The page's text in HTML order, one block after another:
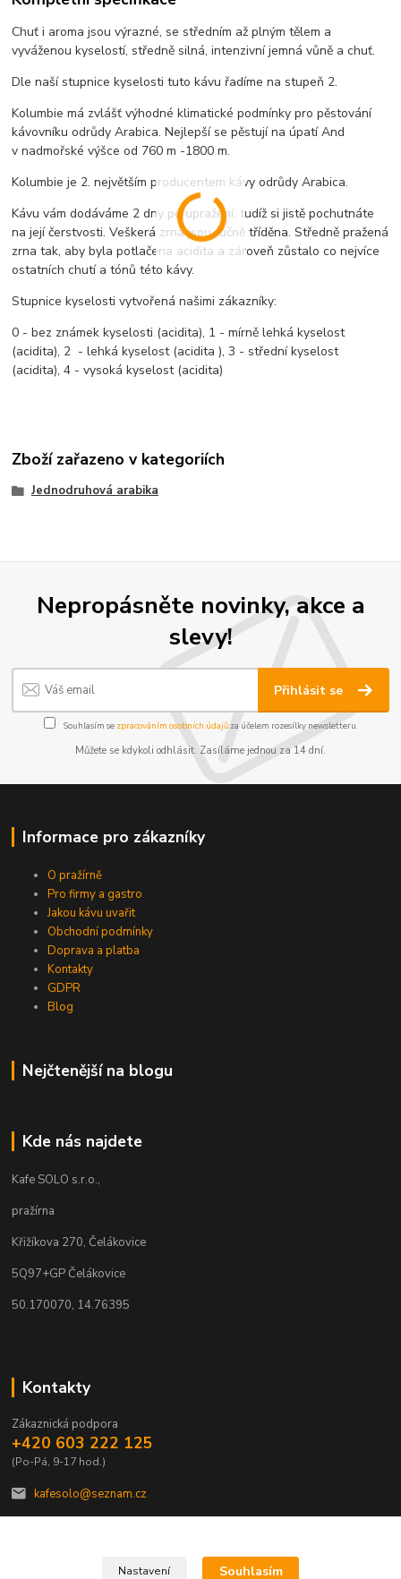
Chuť i aroma jsou výrazné, se středním až plným tělem a
vyváženou kyselostí, středně silná, intenzivní jemná vůně a chuť.
Dle naší stupnice kyselosti tuto kávu řadíme na stupeň 2.
Kolumbie má zvlášť výhodné klimatické podmínky pro pěstování
kávovníku odrůdy Arabica. Nejlepší se pěstují na úpatí And
v nadmořské výšce od 760 m -1800 m.
Kolumbie je 2. největším producentem kávy odrůdy Arabica.
Kávu vám dodáváme 2 dny po upražení, tudíž si jistě pochutnáte
na její čerstvosti. Veškerá zrna jsou ručně tříděna. Středně pražená
zrna tak, aby byla potlačena acidita a zároveň zůstalo co nejvíce
ostatních chutí a tónů této kávy.
Stupnice kyselosti vytvořená našimi zákazníky:
0 - bez známek kyselosti (acidita), 1 - mírně lehká kyselost
(acidita), 2 - lehká kyselost (acidita ), 3 - střední kyselost
(acidita), 4 - vysoká kyselost (acidita)
Zboží zařazeno v kategoriích
Jednodruhová arabika
Nepropásněte novinky, akce a
slevy!
Přihlásit se
Souhlasím se zpracováním osobních údajůza účelem rozesílky newsletteru.
Můžete se kdykoli odhlásit. Zasíláme jednou za 14 dní.
Informace pro zákazníky
O pražírně
Pro firmy a gastro
Jakou kávu uvařit
Obchodní podmínky
Doprava a platba
Kontakty
GDPR
Blog
Nejčtenější na blogu
Kde nás najdete
Kafe SOLO s.r.o.,
pražírna
Křižíkova 270, Čelákovice
5Q97+GP Čelákovice
50.170070, 14.76395
Kontakty
Zákaznická podpora
+420 603 222 125
(Po-Pá, 9-17 hod.)
kafesolo@seznam.cz
Nastavení Souhlasím